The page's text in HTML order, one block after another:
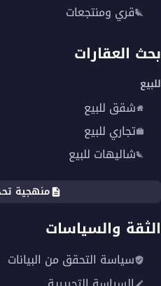
قري ومنتجعات
بحث العقارات
للبيع
شقق للبيع
تجاري للبيع
شاليهات للبيع
منهجية
الثقة والسياسات
سياسة التحقق من البيانات